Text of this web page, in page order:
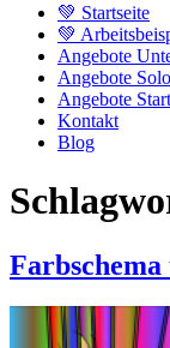
💚 Startseite
💚
Angebote
Angebote
Angebote
Kontakt
Blog